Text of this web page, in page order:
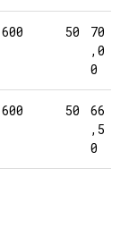
600 50
70
,0
0
600 50
66
,5
0